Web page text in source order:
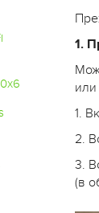
1.
1.
2.
3.
(в